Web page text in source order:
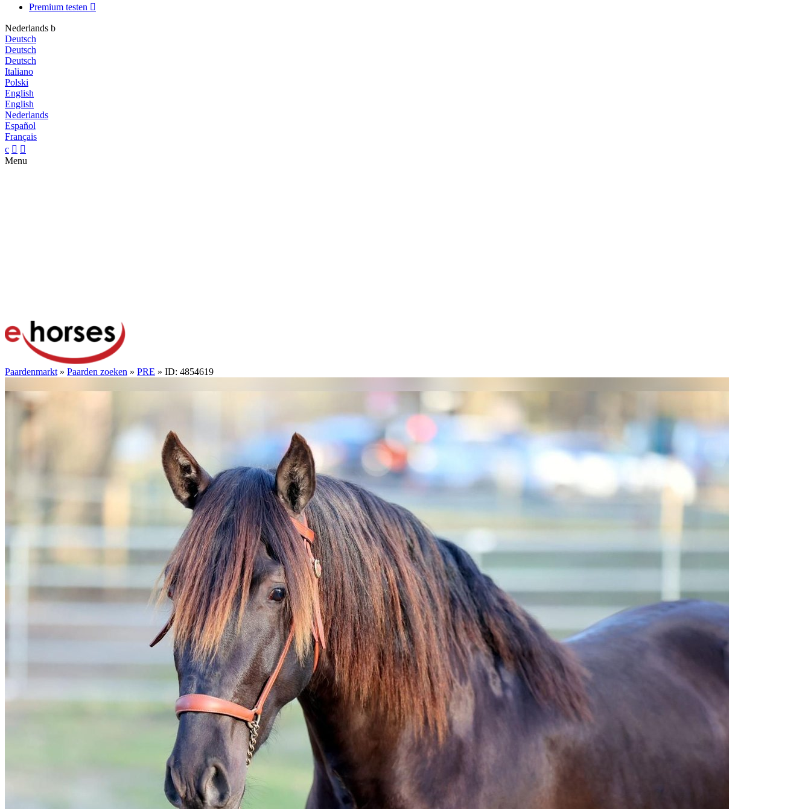
Premium testen 
Nederlands b
Deutsch
Deutsch
Deutsch
Italiano
Polski
English
English
Nederlands
Español
Français
c  
Menu
Paardenmarkt » Paarden zoeken » PRE » ID: 4854619